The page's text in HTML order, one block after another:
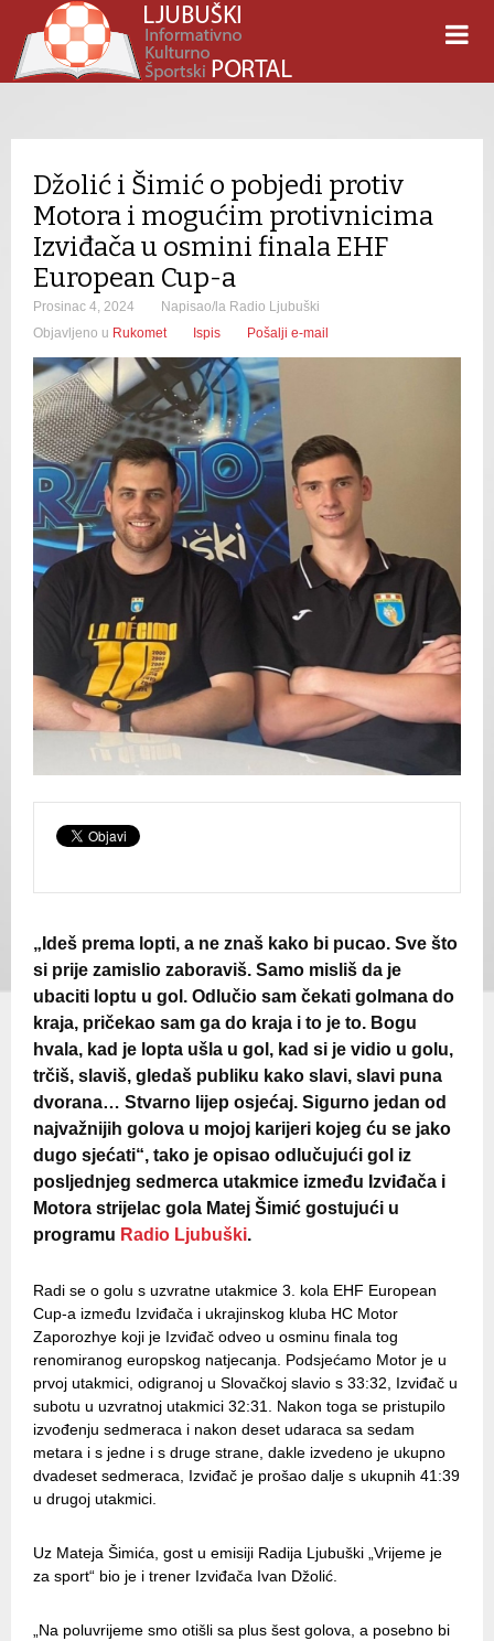
Džolić i Šimić o pobjedi protiv
Motora i mogućim protivnicima
Izviđača u osmini finala EHF
European Cup-a
Prosinac 4, 2024
Napisao/la Radio Ljubuški
Objavljeno u Rukomet Ispis Pošalji e-mail
„Ideš prema lopti, a ne znaš kako bi pucao. Sve što
si prije zamislio zaboraviš. Samo misliš da je
ubaciti loptu u gol. Odlučio sam čekati golmana do
kraja, pričekao sam ga do kraja i to je to. Bogu
hvala, kad je lopta ušla u gol, kad si je vidio u golu,
trčiš, slaviš, gledaš publiku kako slavi, slavi puna
dvorana… Stvarno lijep osjećaj. Sigurno jedan od
najvažnijih golova u mojoj karijeri kojeg ću se jako
dugo sjećati“, tako je opisao odlučujući gol iz
posljednjeg sedmerca utakmice između Izviđača i
Motora strijelac gola Matej Šimić gostujući u
programu Radio Ljubuški.
Radi se o golu s uzvratne utakmice 3. kola EHF European
Cup-a između Izviđača i ukrajinskog kluba HC Motor
Zaporozhye koji je Izviđač odveo u osminu finala tog
renomiranog europskog natjecanja. Podsjećamo Motor je u
prvoj utakmici, odigranoj u Slovačkoj slavio s 33:32, Izviđač u
subotu u uzvratnoj utakmici 32:31. Nakon toga se pristupilo
izvođenju sedmeraca i nakon deset udaraca sa sedam
metara i s jedne i s druge strane, dakle izvedeno je ukupno
dvadeset sedmeraca, Izviđač je prošao dalje s ukupnih 41:39
u drugoj utakmici.
Uz Mateja Šimića, gost u emisiji Radija Ljubuški „Vrijeme je
za sport“ bio je i trener Izviđača Ivan Džolić.
„Na poluvrijeme smo otišli sa plus šest golova, a posebno bi